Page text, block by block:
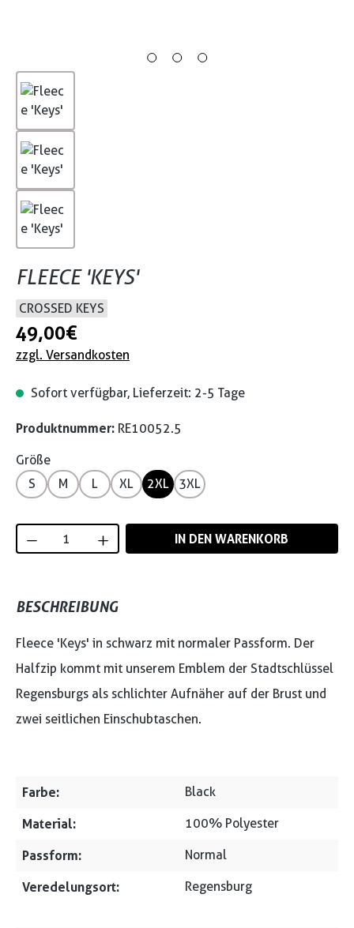
FLEECE 'KEYS'
CROSSED KEYS
49,00 €
zzgl. Versandkosten
Sofort verfügbar, Lieferzeit: 2-5 Tage
Produktnummer: RE10052.5
Größe
S
M L XL 2XL 3XL
Produkt Anzahl: Gib den gewünschten
IN DEN WARENKORB
BESCHREIBUNG
Fleece 'Keys' in schwarz mit normaler Passform. Der
Halfzip kommt mit unserem Emblem der Stadtschlüssel
Regensburgs als schlichter Aufnäher auf der Brust und
zwei seitlichen Einschubtaschen.
Farbe: Black
Material: 100% Polyester
Passform: Normal
Veredelungsort: Regensburg